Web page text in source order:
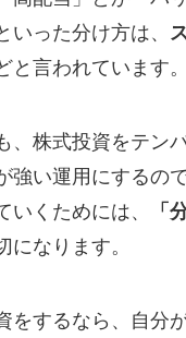
いった分け方は、
と言われています。
、株式投資をテン
強い運用にするの
いくためには、
「
になります。
をするなら、自分